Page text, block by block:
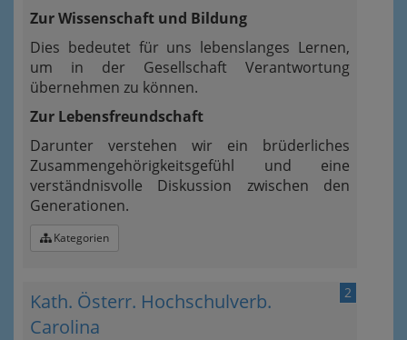
Zur Wissenschaft und Bildung
Dies bedeutet für uns lebenslanges Lernen,
um in der Gesellschaft Verantwortung
übernehmen zu können.
Zur Lebensfreundschaft
Darunter verstehen wir ein brüderliches
Zusammengehörigkeitsgefühl und eine
verständnisvolle Diskussion zwischen den
Generationen.
Kategorien
2
Kath. Österr. Hochschulverb.
Carolina